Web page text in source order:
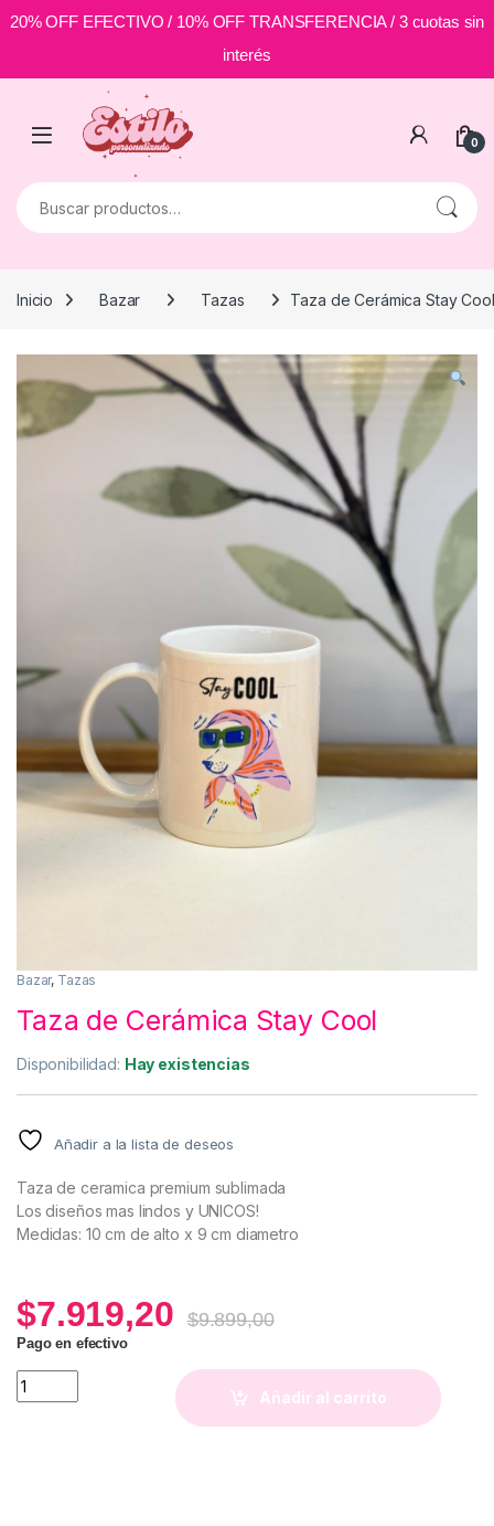
20% OFF EFECTIVO / 10% OFF TRANSFERENCIA / 3 cuotas sin
interés
Skip to navigation
0
Buscar por:
Inicio Bazar Tazas Taza de Cerámica Stay Cool
Bazar, Tazas
Taza de Cerámica Stay Cool
Disponibilidad: Hay existencias
Añadir a la lista de deseos
Taza de ceramica premium sublimada
Los diseños mas lindos y UNICOS!
Medidas: 10 cm de alto x 9 cm diametro
$7.919,20 $9.899,00
Pago en efectivo
Taza de Cerámica Stay Cool quantity
Añadir al carrito